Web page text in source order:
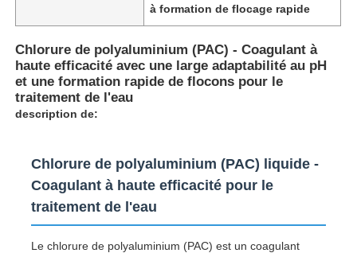
à formation de flocage rapide
Chlorure de polyaluminium (PAC) - Coagulant à
haute efficacité avec une large adaptabilité au pH
et une formation rapide de flocons pour le
traitement de l'eau
description de:
Chlorure de polyaluminium (PAC) liquide -
Coagulant à haute efficacité pour le
traitement de l'eau
Le chlorure de polyaluminium (PAC) est un coagulant